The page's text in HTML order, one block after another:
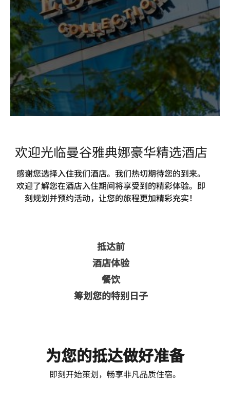
欢迎光临曼谷雅典娜豪华精选酒店
感谢您选择入住我们酒店。我们热切期待您的到来。
欢迎了解您在酒店入住期间将享受到的精彩体验。即
刻规划并预约活动，让您的旅程更加精彩充实！
抵达前
酒店体验
餐饮
筹划您的特别日子
为您的抵达做好准备
即刻开始策划，畅享非凡品质住宿。